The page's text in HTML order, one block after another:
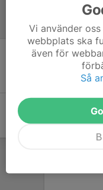
Inför match
Vi använder
webbplats ska
även för
Så